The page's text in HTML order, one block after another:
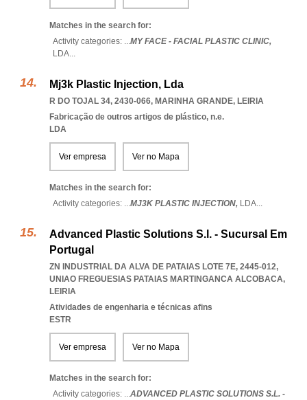
Matches in the search for:
Activity categories: ...MY FACE - FACIAL PLASTIC CLINIC,
LDA...
Mj3k Plastic Injection, Lda
R DO TOJAL 34, 2430-066, MARINHA GRANDE, LEIRIA
Fabricação de outros artigos de plástico, n.e.
LDA
Ver empresa Ver no Mapa
Matches in the search for:
Activity categories: ...MJ3K PLASTIC INJECTION, LDA...
Advanced Plastic Solutions S.l. - Sucursal Em
Portugal
ZN INDUSTRIAL DA ALVA DE PATAIAS LOTE 7E, 2445-012,
UNIAO FREGUESIAS PATAIAS MARTINGANCA ALCOBACA,
LEIRIA
Atividades de engenharia e técnicas afins
ESTR
Ver empresa Ver no Mapa
Matches in the search for:
Activity categories: ...ADVANCED PLASTIC SOLUTIONS S.L. -